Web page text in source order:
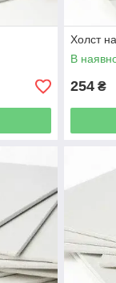
Холст
В
254 ₴